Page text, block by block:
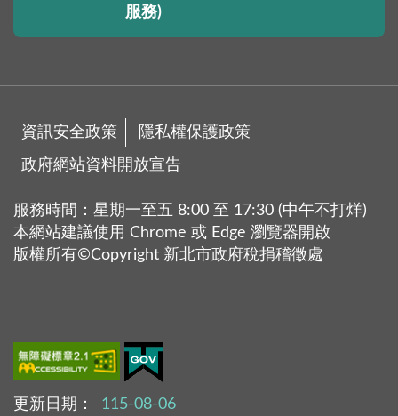
服務)
資訊安全政策 隱私權保護政策
政府網站資料開放宣告
服務時間：星期一至五 8:00 至 17:30 (中午不打烊)
本網站建議使用 Chrome 或 Edge 瀏覽器開啟
版權所有©Copyright 新北市政府稅捐稽徵處
更新日期： 115-08-06